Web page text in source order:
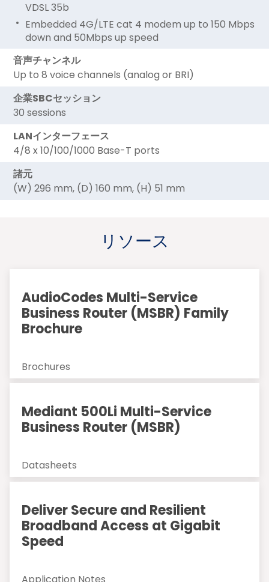
VDSL 35b
Embedded 4G/LTE cat 4 modem up to 150 Mbps
down and 50Mbps up speed
音声チャンネル
Up to 8 voice channels (analog or BRI)
企業SBCセッション
30 sessions
LANインターフェース
4/8 x 10/100/1000 Base-T ports
諸元
(W) 296 mm, (D) 160 mm, (H) 51 mm
リソース
AudioCodes Multi-Service
Business Router (MSBR) Family
Brochure
Brochures
Mediant 500Li Multi-Service
Business Router (MSBR)
Datasheets
Deliver Secure and Resilient
Broadband Access at Gigabit
Speed
Application Notes